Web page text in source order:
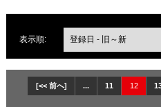
表示順:
[<< 前へ] ... 11 12